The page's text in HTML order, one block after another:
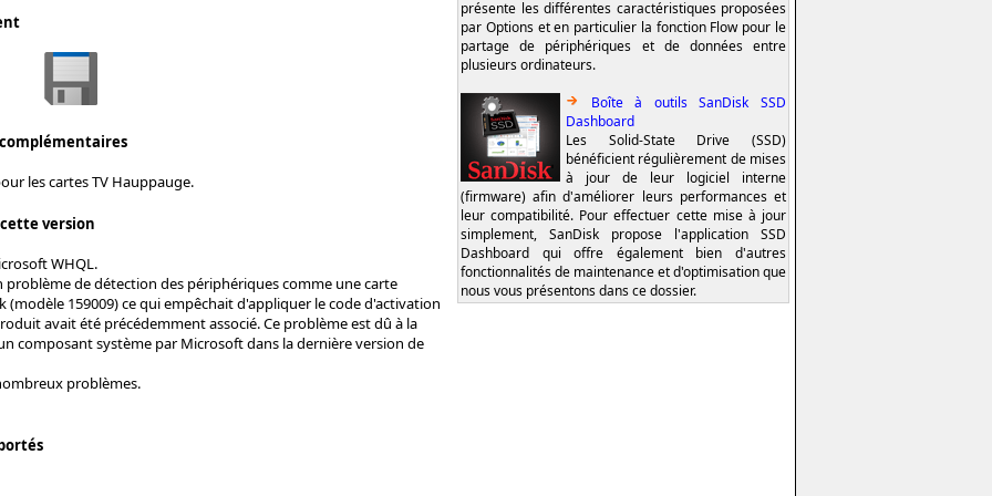
les cartes TV Hauppauge.
version
WHQL.
problème de détection des périphériques comme une carte
(modèle 159009) ce qui empêchait d'appliquer le code d'activation
avait été précédemment associé. Ce problème est dû à la
composant système par Microsoft dans la dernière version de
problèmes.
présente les différentes caractéristiques proposées
par Options et en particulier la fonction Flow pour le
partage de périphériques et de données entre
plusieurs ordinateurs.
Boîte à outils SanDisk SSD
Dashboard
Les Solid-State Drive (SSD)
bénéficient régulièrement de mises
à jour de leur logiciel interne
(firmware) afin d'améliorer leurs performances et
leur compatibilité. Pour effectuer cette mise à jour
simplement, SanDisk propose l'application SSD
Dashboard qui offre également bien d'autres
fonctionnalités de maintenance et d'optimisation que
nous vous présentons dans ce dossier.